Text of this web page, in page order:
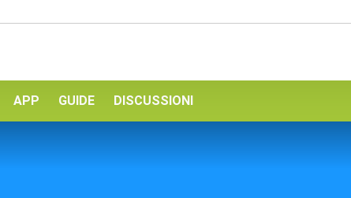
APP GUIDE DISCUSSIONI